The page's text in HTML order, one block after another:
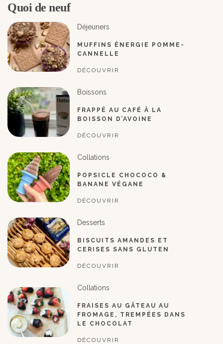
Quoi de neuf
Déjeuners
MUFFINS ÉNERGIE POMME-
CANNELLE
DÉCOUVRIR
Boissons
FRAPPÉ AU CAFÉ À LA
BOISSON D’AVOINE
DÉCOUVRIR
Collations
POPSICLE CHOCOCO &
BANANE VÉGANE
DÉCOUVRIR
Desserts
BISCUITS AMANDES ET
CERISES SANS GLUTEN
DÉCOUVRIR
Collations
FRAISES AU GÂTEAU AU
FROMAGE, TREMPÉES DANS
LE CHOCOLAT
DÉCOUVRIR